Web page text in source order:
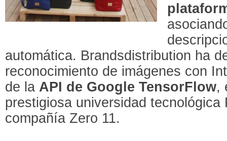
automática. Brandsdistribution ha
reconocimiento de imágenes con
de la API de Google TensorFlow,
prestigiosa universidad
compañía Zero 11.